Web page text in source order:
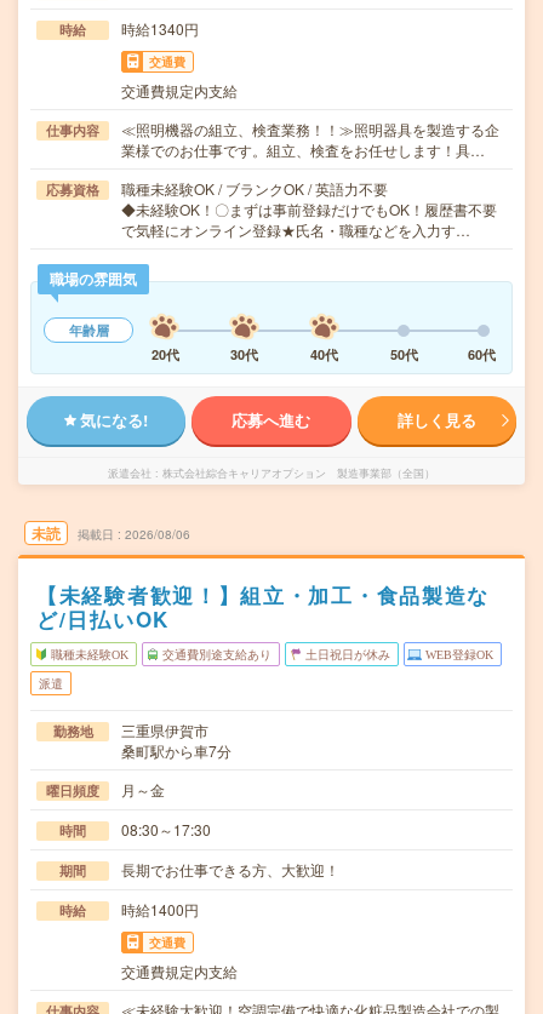
時給 時給1340円
交通費
交通費規定内支給
仕事内容
≪照明機器の組立、検査業務！！≫照明器具を製造する企
業様でのお仕事です。組立、検査をお任せします！具…
応募資格
職種未経験OK / ブランクOK / 英語力不要
◆未経験OK！〇まずは事前登録だけでもOK！履歴書不要
で気軽にオンライン登録★氏名・職種などを入力す…
職場の雰囲気
年齢層
20代
30代 40代 50代 60代
気になる! 応募へ進む 詳しく見る
派遣会社 株式会社綜合キャリアオプション 製造事業部（全国）
未読 掲載日 2026/08/06
【未経験者歓迎！】組立・加工・食品製造な
ど/日払いOK
職種未経験OK 交通費別途支給あり 土日祝日が休み WEB登録OK
派遣
勤務地
三重県伊賀市
桑町駅から車7分
曜日頻度 月～金
時間 08:30～17:30
期間 長期でお仕事できる方、大歓迎！
時給 時給1400円
交通費
交通費規定内支給
≪未経験大歓迎！空調完備で快適な化粧品製造会社での製